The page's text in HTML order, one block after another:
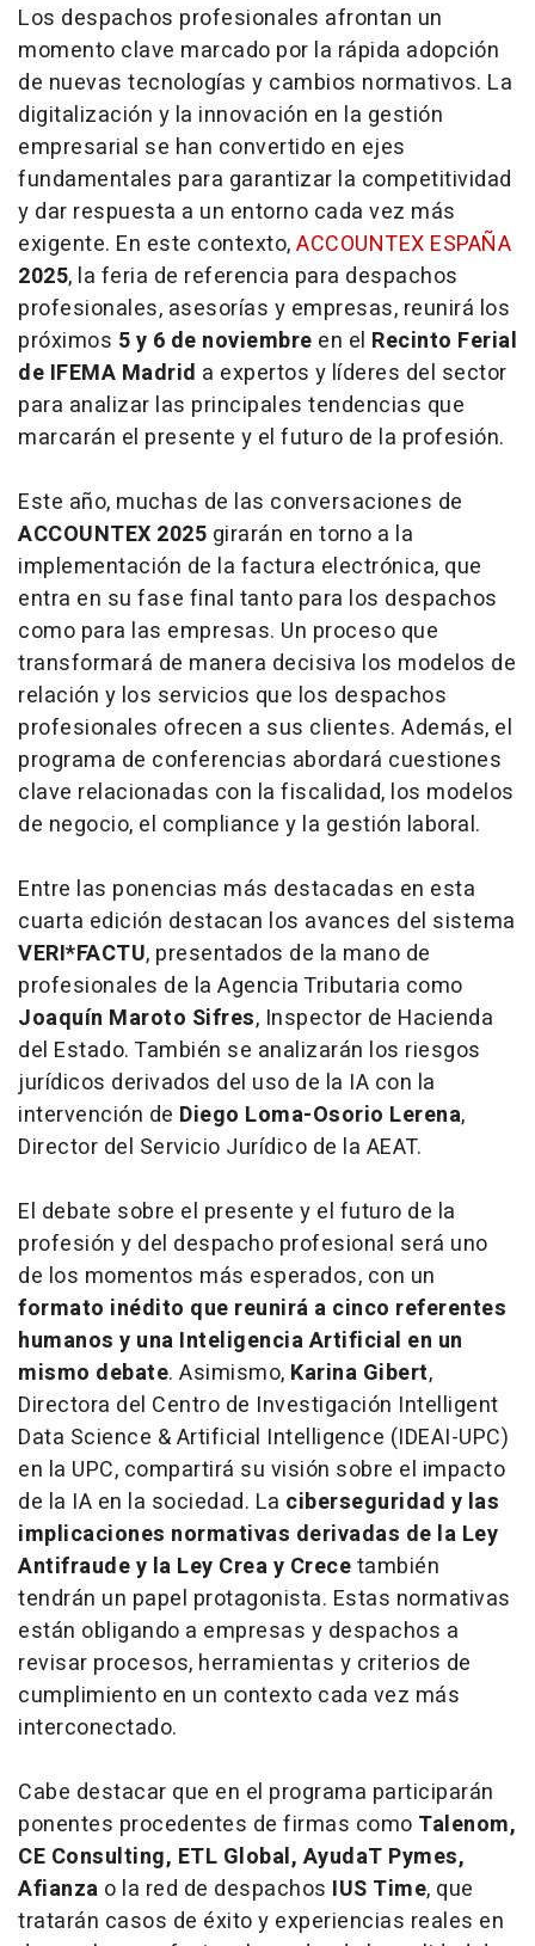
Los despachos profesionales afrontan un
momento clave marcado por la rápida adopción
de nuevas tecnologías y cambios normativos. La
digitalización y la innovación en la gestión
empresarial se han convertido en ejes
fundamentales para garantizar la competitividad
y dar respuesta a un entorno cada vez más
exigente. En este contexto,ACCOUNTEX ESPAÑA
2025, la feria de referencia para despachos
profesionales, asesorías y empresas, reunirá los
próximos 5 y 6 de noviembre en el Recinto Ferial
de IFEMA Madrid a expertos y líderes del sector
para analizar las principales tendencias que
marcarán el presente y el futuro de la profesión.
Este año, muchas de las conversaciones de
ACCOUNTEX 2025 girarán en torno a la
implementación de la factura electrónica, que
entra en su fase final tanto para los despachos
como para las empresas. Un proceso que
transformará de manera decisiva los modelos de
relación y los servicios que los despachos
profesionales ofrecen a sus clientes. Además, el
programa de conferencias abordará cuestiones
clave relacionadas con la fiscalidad, los modelos
de negocio, el compliance y la gestión laboral.
Entre las ponencias más destacadas en esta
cuarta edición destacan los avances del sistema
VERI*FACTU, presentados de la mano de
profesionales de la Agencia Tributaria como
Joaquín Maroto Sifres, Inspector de Hacienda
del Estado. También se analizarán los riesgos
jurídicos derivados del uso de la IA con la
intervención de Diego Loma-Osorio Lerena,
Director del Servicio Jurídico de la AEAT.
El debate sobre el presente y el futuro de la
profesión y del despacho profesional será uno
de los momentos más esperados, con un
formato inédito que reunirá a cinco referentes
humanos y una Inteligencia Artificial en un
mismo debate. Asimismo, Karina Gibert,
Directora del Centro de Investigación Intelligent
Data Science & Artificial Intelligence (IDEAI-UPC)
en la UPC, compartirá su visión sobre el impacto
de la IA en la sociedad. La ciberseguridad y las
implicaciones normativas derivadas de la Ley
Antifraude y la Ley Crea y Crecetambién
tendrán un papel protagonista. Estas normativas
están obligando a empresas y despachos a
revisar procesos, herramientas y criterios de
cumplimiento en un contexto cada vez más
interconectado.
Cabe destacar que en el programa participarán
ponentes procedentes de firmas como Talenom,
CE Consulting, ETL Global, AyudaT Pymes,
Afianza o la red de despachos IUS Time, que
tratarán casos de éxito y experiencias reales en